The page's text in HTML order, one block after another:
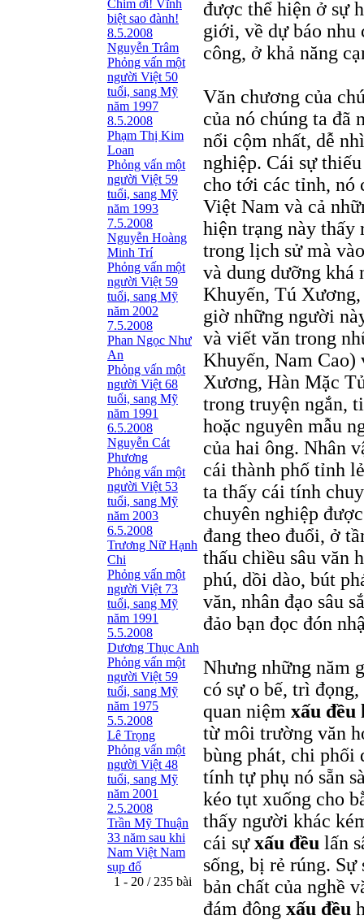
Chim ơi! Vĩnh
biệt sao đành!
8.5.2008
Nguyễn Trâm
Phỏng vấn một
người Việt 50
tuổi, sang Mỹ
năm 1997
8.5.2008
Phạm Thị Kim
Loan
Phỏng vấn một
người Việt 59
tuổi, sang Mỹ
năm 1993
7.5.2008
Nguyễn Hoàng
Minh Trí
Phỏng vấn một
người Việt 59
tuổi, sang Mỹ
năm 2002
7.5.2008
Phan Ngọc Như
An
Phỏng vấn một
người Việt 68
tuổi, sang Mỹ
năm 1991
6.5.2008
Nguyễn Cát
Phương
Phỏng vấn một
người Việt 53
tuổi, sang Mỹ
năm 2003
6.5.2008
Trương Nữ Hạnh
Chi
Phỏng vấn một
người Việt 73
tuổi, sang Mỹ
năm 1991
5.5.2008
Dương Thục Anh
Phỏng vấn một
người Việt 59
tuổi, sang Mỹ
năm 1975
5.5.2008
Lê Trọng
Phỏng vấn một
người Việt 48
tuổi, sang Mỹ
năm 2001
2.5.2008
Trần Mỹ Thuận
33 năm sau khi
Nam Việt Nam
sụp đổ
1 - 20 / 235 bài
được thể hiện ở sự
giới, về dự báo
công, ở khả năng
Văn chương của
của nó chúng ta đã
nổi cộm nhất, dễ
nghiệp. Cái sự
cho tới các tỉnh, nó
Việt Nam và cả
hiện trạng này thấy
trong lịch sử mà
và dung dưỡng khá
Khuyến, Tú
giờ những người
và viết văn trong
Khuyến, Nam Cao)
Xương, Hàn Mặc
trong truyện ngắn,
hoặc nguyên mẫu
của hai ông. Nhân
cái thành phố tỉnh
ta thấy cái tính
chuyên nghiệp
đang theo đuổi, ở
thấu chiều sâu văn
phú, dồi dào, bút
văn, nhân đạo sâu
đảo bạn đọc đón
Nhưng những năm
có sự o bế, trì
quan niệm xấu đều
từ môi trường văn
bùng phát, chi phối
tính tự phụ nó sẵn
kéo tụt xuống cho
thấy người khác
cái sựxấu đều lấn
sống, bị rẻ rúng.
bản chất của nghề
đám đông xấu đều